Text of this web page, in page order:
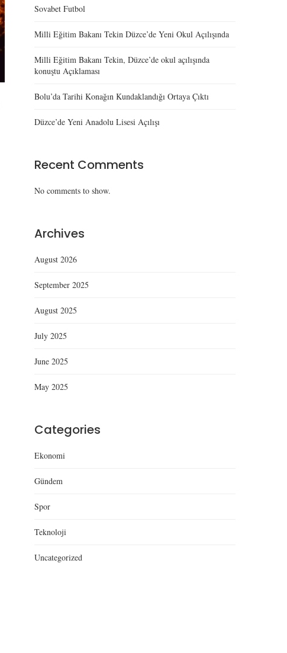
Sovabet Futbol
Milli Eğitim Bakanı Tekin Düzce’de Yeni Okul Açılışında
Milli Eğitim Bakanı Tekin, Düzce’de okul açılışında
konuştu Açıklaması
Bolu’da Tarihi Konağın Kundaklandığı Ortaya Çıktı
Düzce’de Yeni Anadolu Lisesi Açılışı
Recent Comments
No comments to show.
Archives
August 2026
September 2025
August 2025
July 2025
June 2025
May 2025
Categories
Ekonomi
Gündem
Spor
Teknoloji
Uncategorized